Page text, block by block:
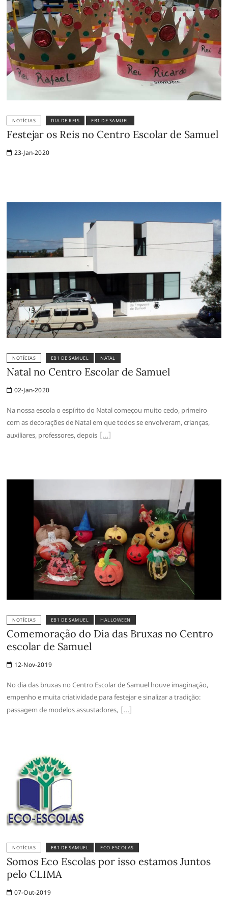
NOTÍCIAS DIA DE REIS EB1 DE SAMUEL
Festejar os Reis no Centro Escolar de Samuel
23-Jan-2020
NOTÍCIAS EB1 DE SAMUEL NATAL
Natal no Centro Escolar de Samuel
02-Jan-2020
Na nossa escola o espírito do Natal começou muito cedo, primeiro
com as decorações de Natal em que todos se envolveram, crianças,
auxiliares, professores, depois
NOTÍCIAS EB1 DE SAMUEL HALLOWEEN
Comemoração do Dia das Bruxas no Centro
escolar de Samuel
12-Nov-2019
No dia das bruxas no Centro Escolar de Samuel houve imaginação,
empenho e muita criatividade para festejar e sinalizar a tradição:
passagem de modelos assustadores,
NOTÍCIAS EB1 DE SAMUEL ECO-ESCOLAS
Somos Eco Escolas por isso estamos Juntos
pelo CLIMA
07-Out-2019